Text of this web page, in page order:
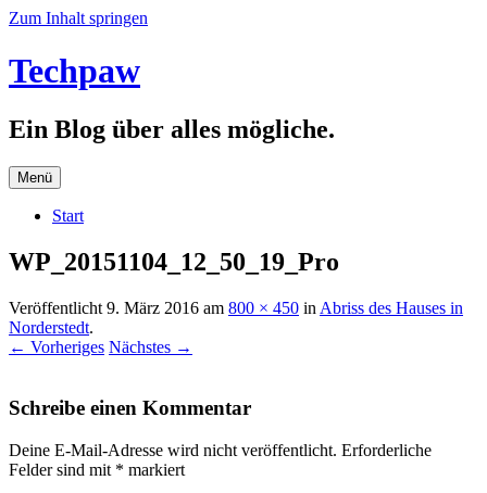
Zum Inhalt springen
Techpaw
Ein Blog über alles mögliche.
Menü
Start
WP_20151104_12_50_19_Pro
Veröffentlicht 9. März 2016 am 800 × 450 in Abriss des Hauses in
Norderstedt.
← Vorheriges Nächstes →
Schreibe einen Kommentar
Deine E-Mail-Adresse wird nicht veröffentlicht. Erforderliche
Felder sind mit * markiert